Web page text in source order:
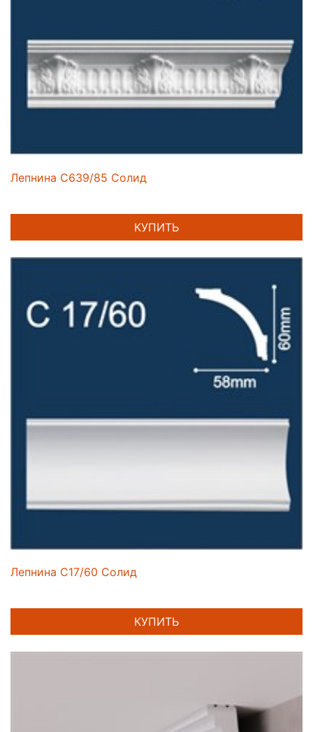
Лепнина C639/85 Солид
КУПИТЬ
Лепнина C17/60 Солид
КУПИТЬ